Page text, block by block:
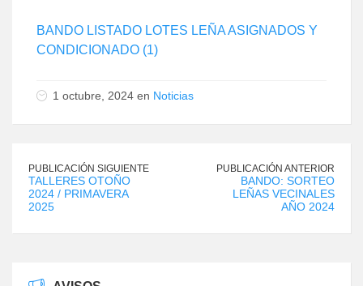
BANDO LISTADO LOTES LEÑA ASIGNADOS Y
CONDICIONADO (1)
1 octubre, 2024 en Noticias
PUBLICACIÓN SIGUIENTE
TALLERES OTOÑO
2024 / PRIMAVERA
2025
PUBLICACIÓN ANTERIOR
BANDO: SORTEO
LEÑAS VECINALES
AÑO 2024